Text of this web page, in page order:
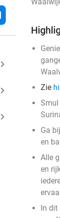
keyboard_arrow_right
keyboard_arrow_right
keyboard_arrow_right
Zie
Smul
Ga
en
Alle
en
In dit